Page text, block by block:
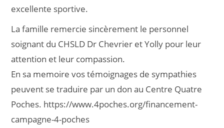
excellente sportive.
La famille remercie sincèrement le personnel
soignant du CHSLD Dr Chevrier et Yolly pour leur
attention et leur compassion.
En sa memoire vos témoignages de sympathies
peuvent se traduire par un don au Centre Quatre
Poches. https://www.4poches.org/financement-
campagne-4-poches